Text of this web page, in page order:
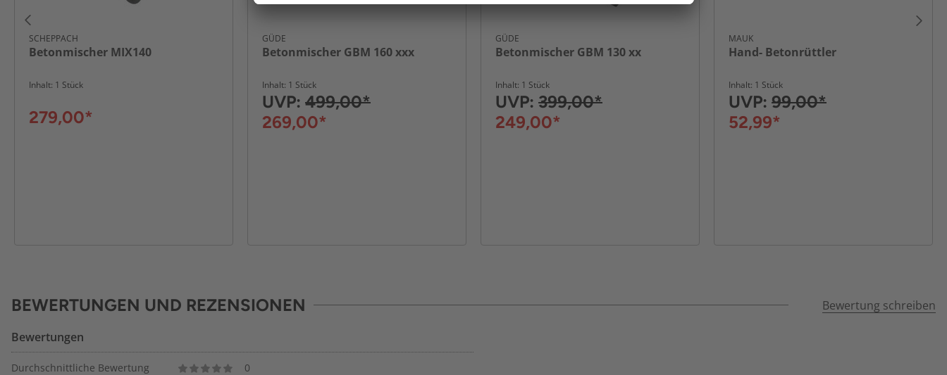
SCHEPPACH
Betonmischer MIX140
Inhalt: 1 Stück
279,00*
GÜDE
Betonmischer GBM 160 xxx
Inhalt: 1 Stück
UVP: 499,00*
269,00*
GÜDE
Betonmischer GBM 130 xx
Inhalt: 1 Stück
UVP: 399,00*
249,00*
MAUK
Hand- Betonrüttler
Inhalt: 1 Stück
UVP: 99,00*
52,99*
BEWERTUNGEN UND REZENSIONEN Bewertung schreiben
Bewertungen
Durchschnittliche Bewertung 0